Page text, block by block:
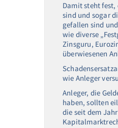
Damit steht fest,
sind und sogar
gefallen sind
wie diverse
Zinsguru,
überwiesenen
wie Anleger
Anleger, die
haben, sollten
die seit dem